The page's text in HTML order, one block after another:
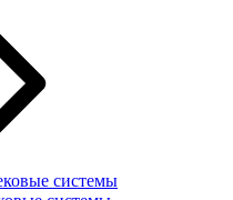
системы